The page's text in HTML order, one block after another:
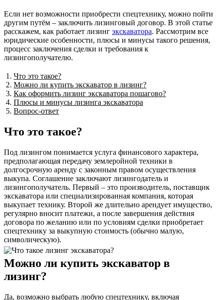
Если нет возможности приобрести спецтехнику, можно пойти
другим путём – заключить лизинговый договор. В этой статье
расскажем, как работает лизинг экскаватора. Рассмотрим все
юридические особенности, плюсы и минусы такого решения,
процесс заключения сделки и требования к
лизингополучателю.
Что это такое?
Можно ли купить экскаватор в лизинг?
Как оформить лизинг экскаватора пошагово?
Плюсы и минусы лизинга экскаватора
Вопрос-ответ
Что это такое?
Под лизингом понимается услуга финансового характера,
предполагающая передачу землеройной техники в
долгосрочную аренду с законным правом осуществления
выкупа. Соглашение заключают лизингодатель и
лизингополучатель. Первый – это производитель, поставщик
экскаватора или специализированная компания, которая
выкупает технику. Второй же длительно арендует имущество,
регулярно вносит платежи, а после завершения действия
договора по желанию или по условиям сделки приобретает
спецтехнику за выкупную стоимость (обычно малую,
символическую).
Можно ли купить экскаватор в
лизинг?
Да, возможно выбрать любую спецтехнику, включая